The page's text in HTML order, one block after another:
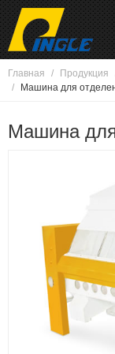
Главная Продукция
Машина для
Машина